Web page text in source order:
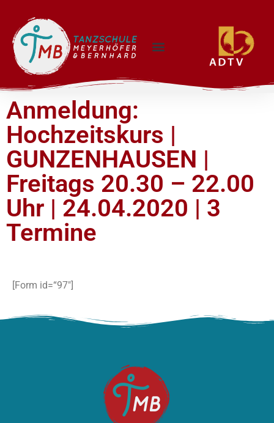
Anmeldung:
Hochzeitskurs |
GUNZENHAUSEN |
Freitags 20.30 – 22.00
Uhr | 24.04.2020 | 3
Termine
[Form id=“97″]